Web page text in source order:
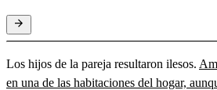
Los hijos de la pareja resultaron ilesos.
en una de las habitaciones del hogar,